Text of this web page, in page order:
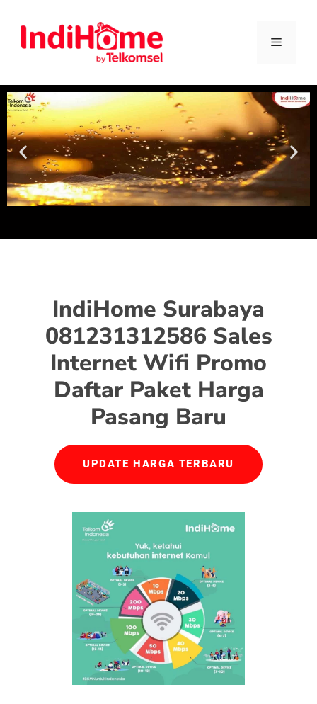
IndiHome Surabaya
081231312586 Sales
Internet Wifi Promo
Daftar Paket Harga
Pasang Baru
UPDATE HARGA TERBARU